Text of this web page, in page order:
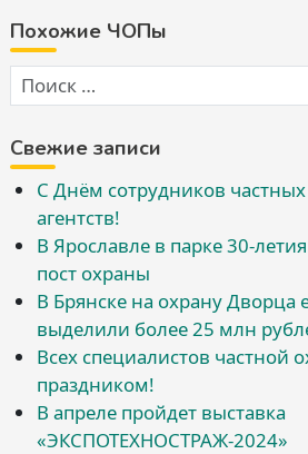
Похожие ЧОПы
Свежие записи
С Днём сотрудников
агентств!
В Ярославле в парке 30-
пост охраны
В Брянске на охрану Дворца
выделили более 25 млн
Всех специалистов частной
праздником!
В апреле пройдет выставка
«ЭКСПОТЕХНОСТРАЖ-2024»